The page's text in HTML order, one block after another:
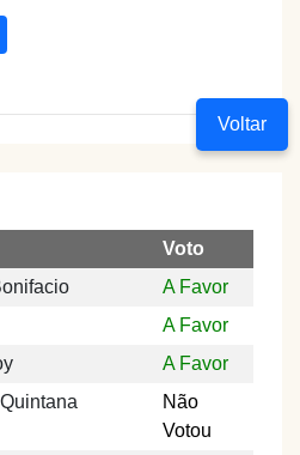
Voltar
Voto
A Favor
A Favor
A Favor
Não
Votou